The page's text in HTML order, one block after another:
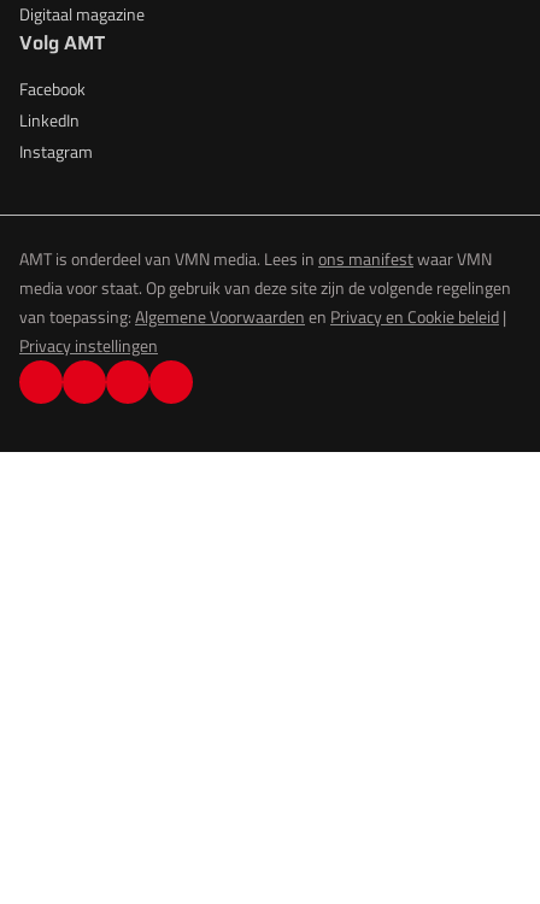
Digitaal magazine
Volg AMT
Facebook
LinkedIn
Instagram
AMT is onderdeel van VMN media. Lees inons manifestwaar VMN
media voor staat. Op gebruik van deze site zijn de volgende regelingen
van toepassing:Algemene Voorwaardenen Privacy en Cookie beleid|
Privacy instellingen